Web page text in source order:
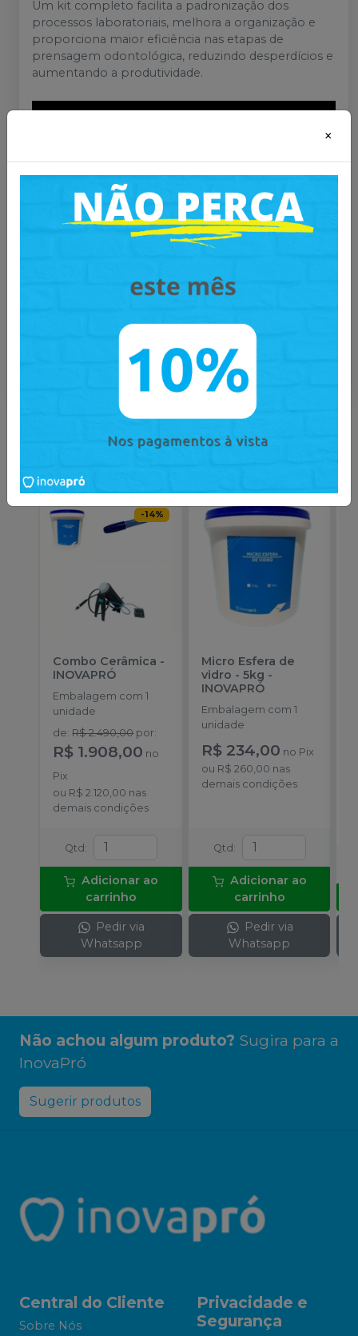
Um kit completo facilita a padronização dos
processos laboratoriais, melhora a organização e
proporciona maior eficiência nas etapas de
prensagem odontológica, reduzindo desperdícios e
aumentando a produtividade.
Mais informações sobre o produto:
Você também pode gostar
desses
-14%
Combo Cerâmica -
INOVAPRÓ
Embalagem com 1
unidade
de:R$ 2.490,00 por:
R$ 1.908,00 no
Pix
ou R$ 2.120,00 nas
demais condições
Qtd:
Adicionar ao
carrinho
Pedir via
Whatsapp
Micro Esfera de
vidro - 5kg -
INOVAPRÓ
Embalagem com 1
unidade
R$ 234,00 no Pix
ou R$ 260,00 nas
demais condições
Qtd:
Adicionar ao
carrinho
Pedir via
Whatsapp
Não achou algum produto? Sugira para a
InovaPró
Sugerir produtos
Central do Cliente
Sobre Nós
Privacidade e
Segurança
×